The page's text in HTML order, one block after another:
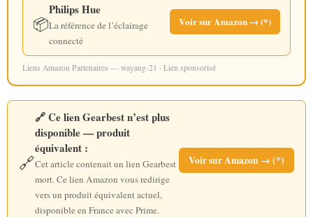
📦
Philips Hue
La référence de l’éclairage
connecté
Voir sur Amazon → (*)
Liens Amazon Partenaires — wayang-21 · Lien sponsorisé
🔗
🔗 Ce lien Gearbest n’est plus
disponible — produit
équivalent :
Cet article contenait un lien Gearbest
mort. Ce lien Amazon vous redirige
vers un produit équivalent actuel,
disponible en France avec Prime.
Voir sur Amazon → (*)